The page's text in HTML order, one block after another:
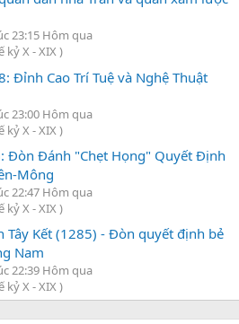
23:15 Hôm qua
kỷ X - XIX )
Đỉnh Cao Trí Tuệ và Nghệ Thuật
23:00 Hôm qua
kỷ X - XIX )
Đòn Đánh "Chẹt Họng" Quyết Định
Mông
22:47 Hôm qua
kỷ X - XIX )
Tây Kết (1285) - Đòn quyết định bẻ
Nam
22:39 Hôm qua
kỷ X - XIX )